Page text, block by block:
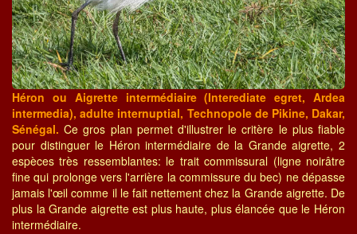
Héron ou Aigrette intermédiaire (Interediate egret, Ardea
intermedia), adulte internuptial, Technopole de Pikine, Dakar,
Sénégal. Ce gros plan permet d'illustrer le critère le plus fiable
pour distinguer le Héron intermédiaire de la Grande aigrette, 2
espèces très ressemblantes: le trait commissural (ligne noirâtre
fine qui prolonge vers l'arrière la commissure du bec) ne dépasse
jamais l'œil comme il le fait nettement chez la Grande aigrette. De
plus la Grande aigrette est plus haute, plus élancée que le Héron
intermédiaire.